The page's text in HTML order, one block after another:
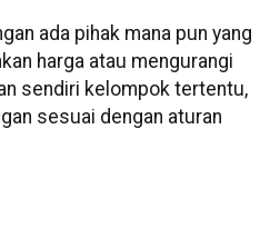
ada pihak mana pun yang
harga atau mengurangi
sendiri kelompok tertentu,
sesuai dengan aturan